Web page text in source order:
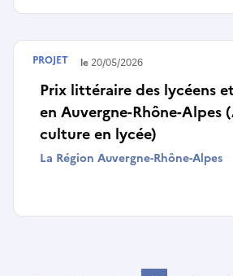
Prix littéraire des lycéens
en Auvergne-Rhône-Alpes
culture en lycée)
La Région Auvergne-Rhône-Alpes
Terminé le20/05/2026
PROJET